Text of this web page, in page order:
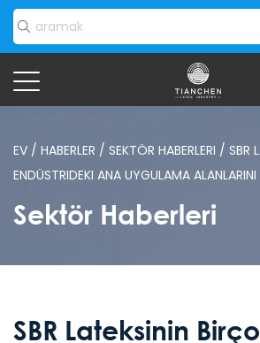
EV / HABERLER / SEKTÖR HABERLERI / SBR
ENDÜSTRIDEKI ANA UYGULAMA ALANLARINI
Sektör Haberleri
SBR Lateksinin